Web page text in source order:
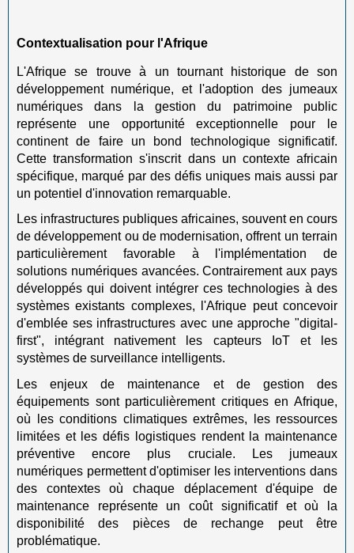
Contextualisation pour l'Afrique
L'Afrique se trouve à un tournant historique de son
développement numérique, et l'adoption des jumeaux
numériques dans la gestion du patrimoine public
représente une opportunité exceptionnelle pour le
continent de faire un bond technologique significatif.
Cette transformation s'inscrit dans un contexte africain
spécifique, marqué par des défis uniques mais aussi par
un potentiel d'innovation remarquable.
Les infrastructures publiques africaines, souvent en cours
de développement ou de modernisation, offrent un terrain
particulièrement favorable à l'implémentation de
solutions numériques avancées. Contrairement aux pays
développés qui doivent intégrer ces technologies à des
systèmes existants complexes, l'Afrique peut concevoir
d'emblée ses infrastructures avec une approche "digital-
first", intégrant nativement les capteurs IoT et les
systèmes de surveillance intelligents.
Les enjeux de maintenance et de gestion des
équipements sont particulièrement critiques en Afrique,
où les conditions climatiques extrêmes, les ressources
limitées et les défis logistiques rendent la maintenance
préventive encore plus cruciale. Les jumeaux
numériques permettent d'optimiser les interventions dans
des contextes où chaque déplacement d'équipe de
maintenance représente un coût significatif et où la
disponibilité des pièces de rechange peut être
problématique.